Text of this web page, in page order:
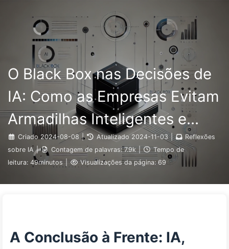
O Caminho para a Transformação com IA
Categorias Links Sobre 🇵🇹 Português
O Black Box nas Decisões de
IA: Como as Empresas Evitam
Armadilhas Inteligentes e
Transformam seus Processos
Decisórios—Aprendendo com
IA 136
Criado 2024-08-08 | Atualizado 2024-11-03 |
Reflexões
sobre IA | Contagem de palavras: 7.9k |
Tempo de
leitura: 49minutos | Visualizações da página: 69
A Conclusão à Frente: IA,